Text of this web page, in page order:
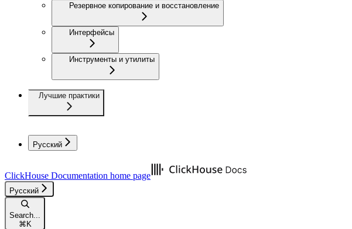
Резервное копирование и восстановление
Интерфейсы
Инструменты и утилиты
Лучшие практики
Русский
ClickHouse Documentation home page
Русский
Search...
⌘ K